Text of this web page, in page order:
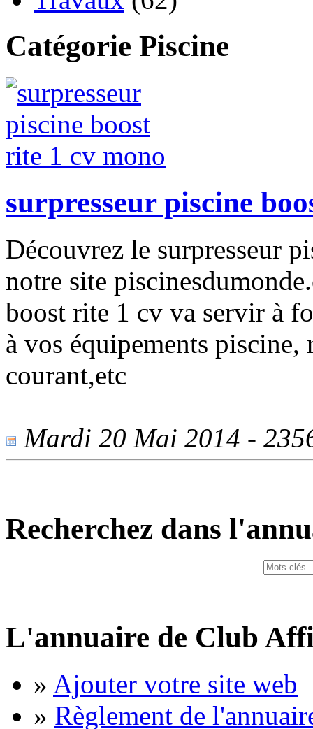
Catégorie Piscine
surpresseur piscine
Découvrez le surpresseur
notre site
boost rite 1 cv va servir à
à vos équipements
courant,etc
Mardi 20 Mai 2014 -
Recherchez dans
L'annuaire de Club
» Ajouter votre site web
» Règlement de